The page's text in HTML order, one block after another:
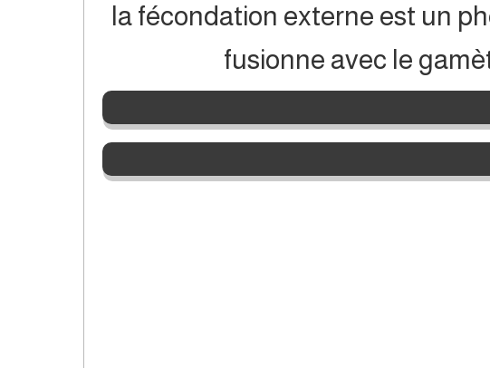
la fécondation externe est un
fusionne avec le